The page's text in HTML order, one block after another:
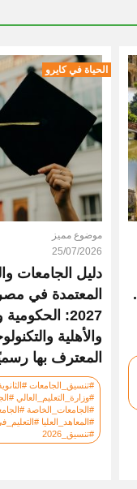
الحياة في كايرو
موضوع مميز
25/07/2026
دليل الجامعات
2027:
والأهلية
المعترف بها
#تنسيق_الجامعات
#وزارة_التعليم_العالي
#الجامعات_الخاصة
#المعاهد_العليا
#تنسيق_2026